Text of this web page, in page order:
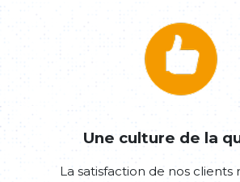
Une culture de la
La satisfaction de nos clients